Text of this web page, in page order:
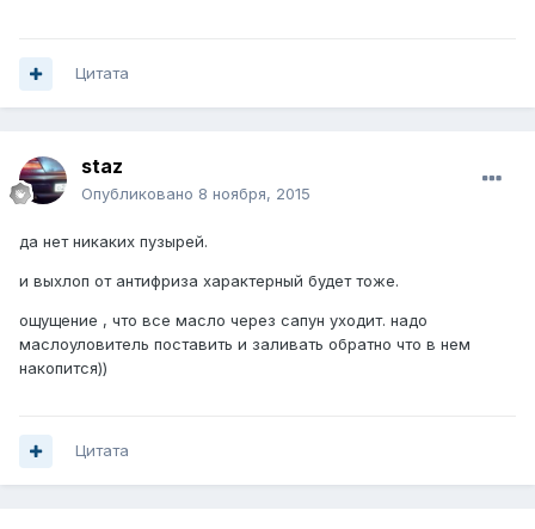
Цитата
staz
Опубликовано 8 ноября, 2015
да нет никаких пузырей.
и выхлоп от антифриза характерный будет тоже.
ощущение , что все масло через сапун уходит. надо
маслоуловитель поставить и заливать обратно что в нем
накопится))
Цитата